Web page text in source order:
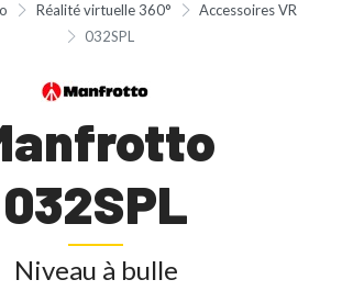
Réalité virtuelle 360°
Accessoires VR
032SPL
032SPL
Niveau à bulle